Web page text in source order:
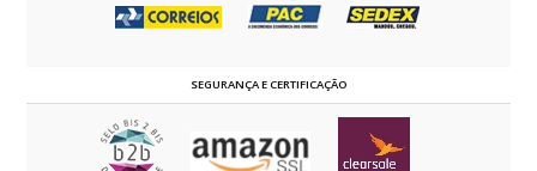
SEGURANÇA E CERTIFICAÇÃO